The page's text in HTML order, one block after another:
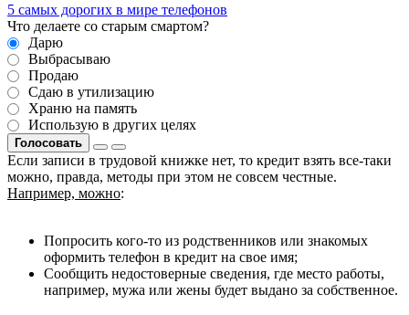
5 самых дорогих в мире телефонов
Что делаете со старым смартом?
Дарю
Выбрасываю
Продаю
Сдаю в утилизацию
Храню на память
Использую в других целях
Голосовать
Если записи в трудовой книжке нет, то кредит взять все-таки
можно, правда, методы при этом не совсем честные.
Например, можно:
Попросить кого-то из родственников или знакомых
оформить телефон в кредит на свое имя;
Сообщить недостоверные сведения, где место работы,
например, мужа или жены будет выдано за собственное.